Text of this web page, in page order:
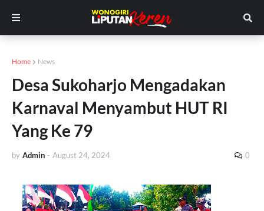
Home News
Desa Sukoharjo Mengadakan
Karnaval Menyambut HUT RI
Yang Ke 79
by Admin - August 24, 2024 0